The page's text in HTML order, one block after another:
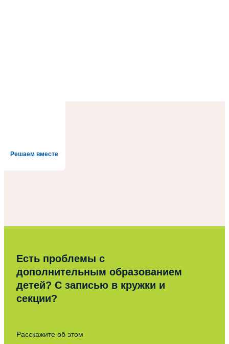
Решаем вместе
Есть проблемы с
дополнительным образованием
детей? С записью в кружки и
секции?
Расскажите об этом